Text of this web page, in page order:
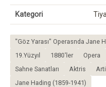
Kategori
"Göz Yarası" Operasnda Jane
19.Yüzyıl
1880'ler Opera
Sahne Sanatları
Aktris
Jane Hading (1859-1941)